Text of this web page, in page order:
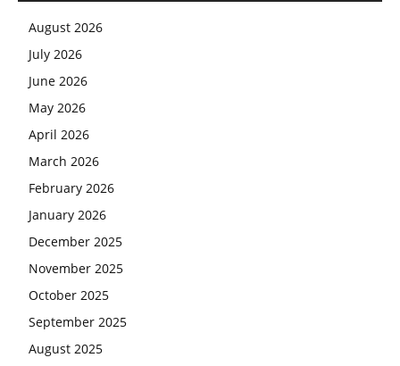
August 2026
July 2026
June 2026
May 2026
April 2026
March 2026
February 2026
January 2026
December 2025
November 2025
October 2025
September 2025
August 2025